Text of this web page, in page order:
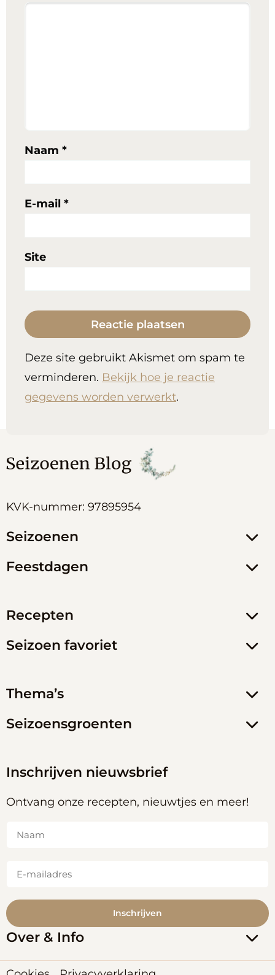
Naam *
E-mail *
Site
Deze site gebruikt Akismet om spam te
verminderen. Bekijk hoe je reactie
gegevens worden verwerkt.
KVK-nummer: 97895954
Seizoenen
Feestdagen
Recepten
Seizoen favoriet
Thema’s
Seizoensgroenten
Inschrijven nieuwsbrief
Ontvang onze recepten, nieuwtjes en meer!
(Vereist)
mailadres
Over & Info